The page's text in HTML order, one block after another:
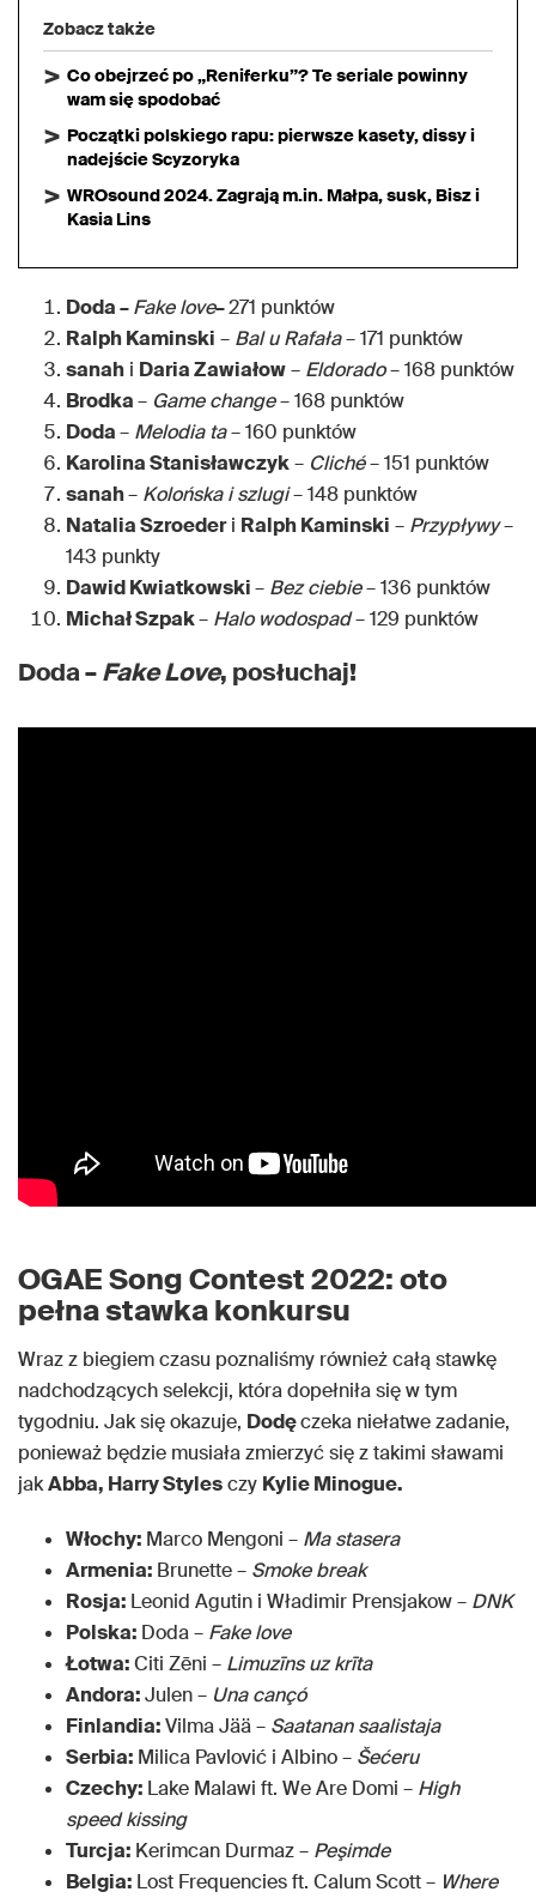
Zobacz także
Co obejrzeć po „Reniferku”? Te seriale powinny
wam się spodobać
Początki polskiego rapu: pierwsze kasety, dissy i
nadejście Scyzoryka
WROsound 2024. Zagrają m.in. Małpa, susk, Bisz i
Kasia Lins
Doda –Fake love–271 punktów
Ralph Kaminski – Bal u Rafała– 171 punktów
sanah i Daria Zawiałow– Eldorado– 168 punktów
Brodka– Game change– 168 punktów
Doda– Melodia ta– 160 punktów
Karolina Stanisławczyk– Cliché– 151 punktów
sanah– Kolońska i szlugi– 148 punktów
Natalia Szroederi Ralph Kaminski – Przypływy–
143 punkty
Dawid Kwiatkowski– Bez ciebie– 136 punktów
Michał Szpak– Halo wodospad– 129 punktów
Doda –Fake Love, posłuchaj!
OGAE Song Contest 2022: oto
pełna stawka konkursu
Wraz z biegiem czasu poznaliśmy również całą stawkę
nadchodzących selekcji, która dopełniła się w tym
tygodniu. Jak się okazuje, Dodęczeka niełatwe zadanie,
ponieważ będzie musiała zmierzyć się z takimi sławami
jakAbba, Harry Stylesczy Kylie Minogue.
Włochy: Marco Mengoni – Ma stasera
Armenia: Brunette – Smoke break
Rosja: Leonid Agutin i Władimir Prensjakow – DNK
Polska: Doda – Fake love
Łotwa:Citi Zēni – Limuzīns uz krīta
Andora:Julen – Una cançó
Finlandia:Vilma Jää – Saatanan saalistaja
Serbia: Milica Pavlović i Albino – Šećeru
Czechy: Lake Malawi ft. We Are Domi – High
speed kissing
Turcja: Kerimcan Durmaz – Peşimde
Belgia: Lost Frequencies ft. Calum Scott – Where